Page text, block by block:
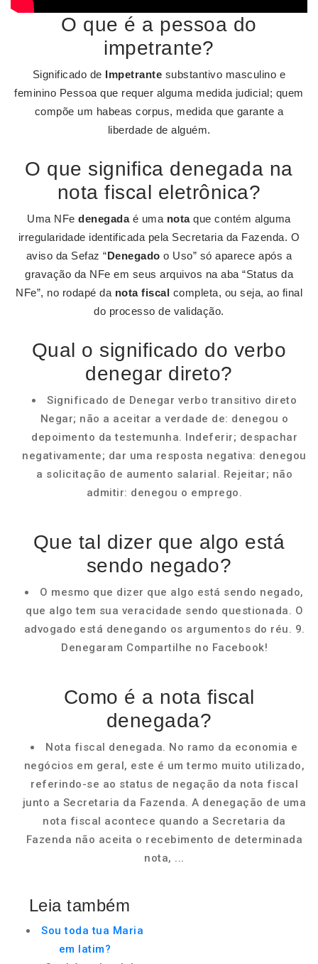
O que é a pessoa do
impetrante?
Significado de Impetrante substantivo masculino e
feminino Pessoa que requer alguma medida judicial; quem
compõe um habeas corpus, medida que garante a
liberdade de alguém.
O que significa denegada na
nota fiscal eletrônica?
Uma NFedenegadaé uma notaque contém alguma
irregularidade identificada pela Secretaria da Fazenda. O
aviso da Sefaz “Denegado o Uso” só aparece após a
gravação da NFe em seus arquivos na aba “Status da
NFe”, no rodapé da nota fiscal completa, ou seja, ao final
do processo de validação.
Qual o significado do verbo
denegar direto?
Significado de Denegar verbo transitivo direto
Negar; não a aceitar a verdade de: denegou o
depoimento da testemunha. Indeferir; despachar
negativamente; dar uma resposta negativa: denegou
a solicitação de aumento salarial. Rejeitar; não
admitir: denegou o emprego.
Que tal dizer que algo está
sendo negado?
O mesmo que dizer que algo está sendo negado,
que algo tem sua veracidade sendo questionada. O
advogado está denegando os argumentos do réu. 9.
Denegaram Compartilhe no Facebook!
Como é a nota fiscal
denegada?
Nota fiscal denegada. No ramo da economia e
negócios em geral, este é um termo muito utilizado,
referindo-se ao status de negação da nota fiscal
junto a Secretaria da Fazenda. A denegação de uma
nota fiscal acontece quando a Secretaria da
Fazenda não aceita o recebimento de determinada
nota, ...
Leia também
Sou toda tua Maria
em latim?